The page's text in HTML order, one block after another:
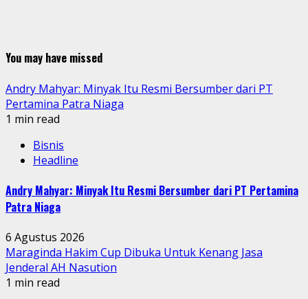
You may have missed
Andry Mahyar: Minyak Itu Resmi Bersumber dari PT
Pertamina Patra Niaga
1 min read
Bisnis
Headline
Andry Mahyar: Minyak Itu Resmi Bersumber dari PT Pertamina
Patra Niaga
6 Agustus 2026
Maraginda Hakim Cup Dibuka Untuk Kenang Jasa
Jenderal AH Nasution
1 min read